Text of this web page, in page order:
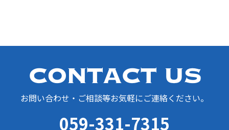
お問い合わせ・ご相談等お気軽にご連絡ください。
059-331-7315